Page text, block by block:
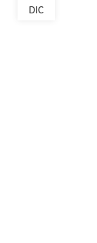
DIC